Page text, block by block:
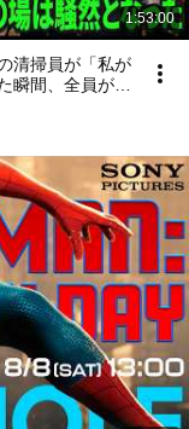
1:53:00
清掃員が「私が
瞬間、全員が嘲
返った。#動